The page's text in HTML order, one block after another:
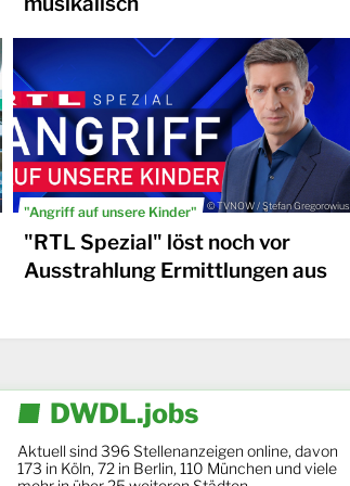
"Angriff auf unsere Kinder" © TVNOW / Stefan Gregorowius
"RTL Spezial" löst noch vor
Ausstrahlung Ermittlungen aus
DWDL.jobs
Aktuell sind 396 Stellenanzeigen online, davon
173 in Köln, 72 in Berlin, 110 München und viele